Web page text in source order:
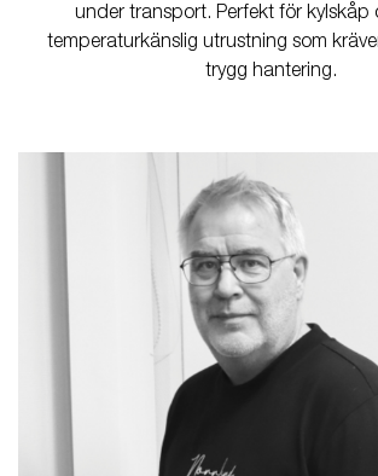
under transport. Perfekt för kylskåp
temperaturkänslig utrustning som
trygg hantering.